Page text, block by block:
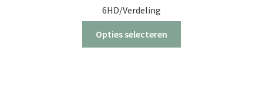
6HD/Verdeling
Opties selecteren